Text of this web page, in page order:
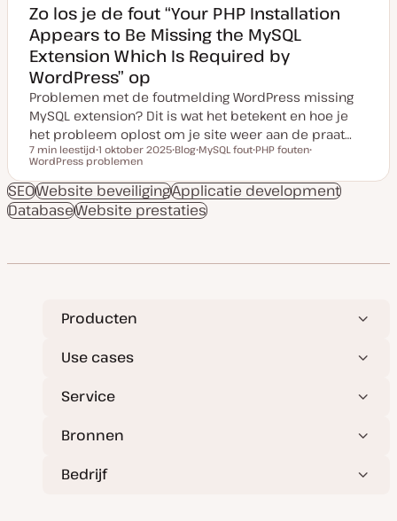
Zo los je de fout “Your PHP Installation
Appears to Be Missing the MySQL
Extension Which Is Required by
WordPress” op
Problemen met de foutmelding WordPress missing
MySQL extension? Dit is wat het betekent en hoe je
het probleem oplost om je site weer aan de praat…
Leestijd
7 min leestijd
D
t
u
m
v
p
1 oktober 2025
s
t
t
y
Blog
d
e
r
w
MySQL fout
d
e
PHP fouten
d
e
WordPress problemen
SEOWebsite beveiligingApplicatie development
DatabaseWebsite prestaties
Producten
Use cases
Service
Bronnen
Bedrijf